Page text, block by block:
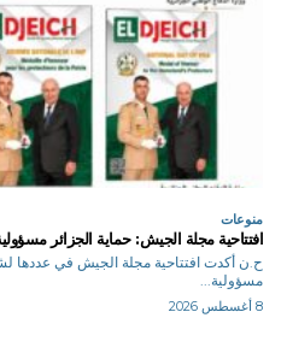
منوعات
افتتاحية مجلة الجيش: حماية الجزائر
ح.ن أكدت افتتاحية مجلة الجيش في عددها
مسؤولية...
8 أغسطس 2026